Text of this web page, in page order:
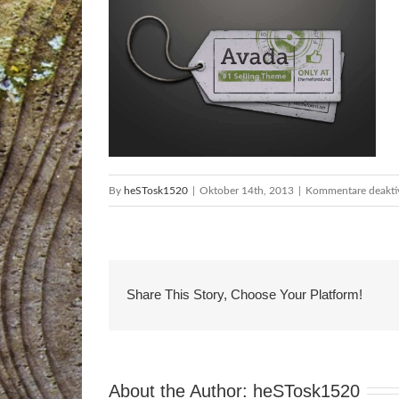
By heSTosk1520 Oktober 14th, 2013 Kommentare
Share This Story, Choose Your Platform!
About the Author: heSTosk1520